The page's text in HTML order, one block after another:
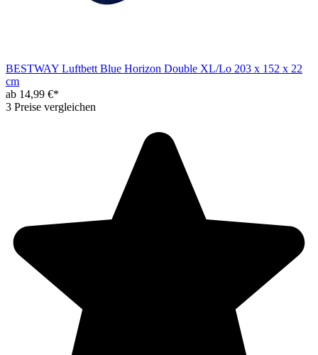
BESTWAY Luftbett Blue Horizon Double XL/Lo 203 x 152 x 22
cm
ab 14,99 €*
3 Preise vergleichen